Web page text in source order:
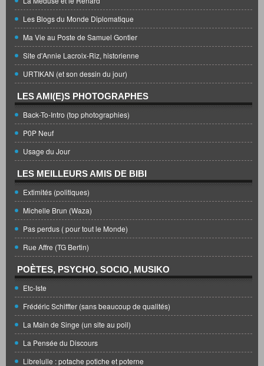
Les Blogs du Monde Diplomatique
Ma Vie au Poste de Samuel Gontier
Site d'Annie Lacroix-Riz, historienne
URTIKAN (et son dessin du jour)
LES AMI(E)S PHOTOGRAPHES
Back-To-Intro (top photographies)
P0P Neuf
Usage du Jour
LES MEILLEURS AMIS DE BIBI
Extimités (politiques)
Michelle Brun (Waza)
Pas perdus ( pour tout le Monde)
Rue Affre (TG Bertin)
POÈTES, PSYCHO, SOCIO, MUSIKO
Etc-Iste
Frédéric Schiffter (sans beaucoup de qualités)
La Main de Singe (un site au poil)
La Pensée du Discours
Librelulle : potache potiche et poterne